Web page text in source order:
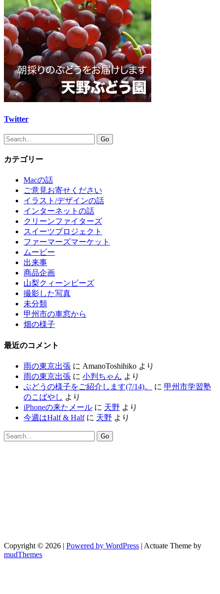
Twitter
カテゴリー
Macの話
ご意見お寄せください
イラスト/デザインの話
インターネットの話
クリーンファイターズ
スイーツプロジェクト
ファーマーズマーケット
ムービー
出来事
商品企画
山梨クィーンビーズ
撮影した写真
未分類
甲州市の車窓から
畑の様子
最近のコメント
雨の東京出張 に AmanoToshihiko より
雨の東京出張 に 小判ちゃん より
ぶどうの様子をご紹介します(7/14)。
に 甲州市学習塾
のこばやし より
iPhoneの来たメール に 天野 より
今週はHalf & Halfに 天野 より
Copyright © 2026 | Powered by WordPress | Actuate Theme by
mudThemes